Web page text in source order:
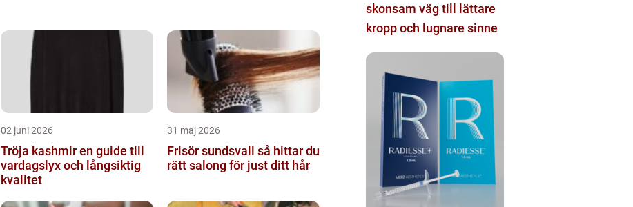
02 juni 2026
Tröja kashmir en guide till
vardagslyx och långsiktig
kvalitet
31 maj 2026
Frisör sundsvall så hittar du
rätt salong för just ditt hår
skonsam väg till lättare
kropp och lugnare sinne